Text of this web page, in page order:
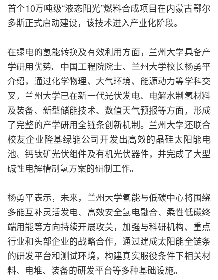
首个10万吨级“液态阳光”燃料合成项目在内蒙古鄂尔
多斯正式启动建设，该技术进入产业化阶段。
在绿电的氢能转换及有效利用方面，兰州大学具备产
学研用优势。中国工程院院士、兰州大学校长杨勇平
介绍，通过化学物理、大气环境、能源动力等学科交
叉，兰州大学已在新一代光伏发电、电解水制氢材料
及装备、新型储能技术、数值天气预报等方面，形成
了完整的产学研用全链条创新机制。兰州大学还联合
校友企业隆基绿能公司开发出高效的晶硅太阳能电
池、钙钛矿光伏组件及有机光伏器件，并完成了大型
碱性电解槽制氢方案的研制工作。
杨勇平表示，未来，兰州大学氢能与低碳中心将围绕
多能互补灵活发电、高效安全氢电融合、柔性低碳终
端用能等方向持续开展攻关，加强与科研机构、重点
行业和头部企业的战略合作，通过建成太阳能全链条
的研发平台和测试环境，构建真实服役条件下相关材
料、电堆、装备的研发平台等多种基础设施。